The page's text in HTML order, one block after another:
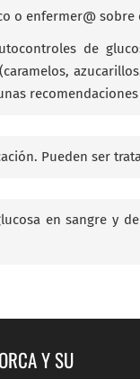
o enfermer@
de
Pueden ser
en sangre y
Y SU